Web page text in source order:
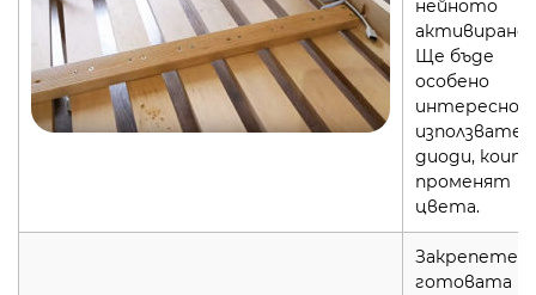
нейното
активиране.
Ще бъде
особено
интересно,
използвате
диоди,
променят
цвета.
Закрепете
готовата